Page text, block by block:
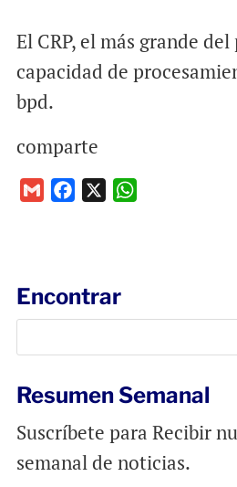
El CRP, el más grande
capacidad de
bpd.
comparte
o
k
p
Encontrar
Resumen Semanal
Suscríbete para Recibir
semanal de noticias.